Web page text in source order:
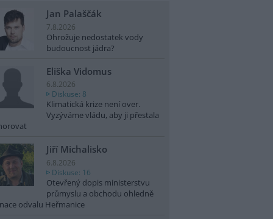
Jan Palaščák
7.8.2026
Ohrožuje nedostatek vody
budoucnost jádra?
Eliška Vidomus
6.8.2026
Diskuse: 8
Klimatická krize není over.
Vyzýváme vládu, aby ji přestala
Jiří Michalisko
6.8.2026
Diskuse: 16
Otevřený dopis ministerstvu
průmyslu a obchodu ohledně
odvalu Heřmanice